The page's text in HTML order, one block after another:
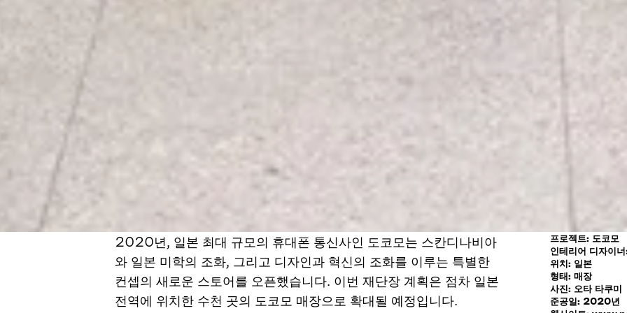
프로젝트: 도코모
인테리어 디자이
위치: 일본
형태: 매장
사진: 오타 타쿠미
준공일: 2020년
2020년, 일본 최대 규모의 휴대폰 통신사인 도코모는 스칸디나비아
와 일본 미학의 조화, 그리고 디자인과 혁신의 조화를 이루는 특별한
컨셉의 새로운 스토어를 오픈했습니다. 이번 재단장 계획은 점차 일본
전역에 위치한 수천 곳의 도코모 매장으로 확대될 예정입니다.